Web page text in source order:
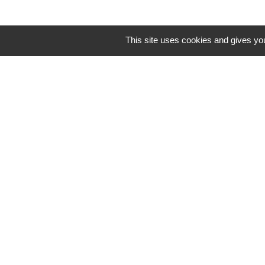
This site uses cookies and gives